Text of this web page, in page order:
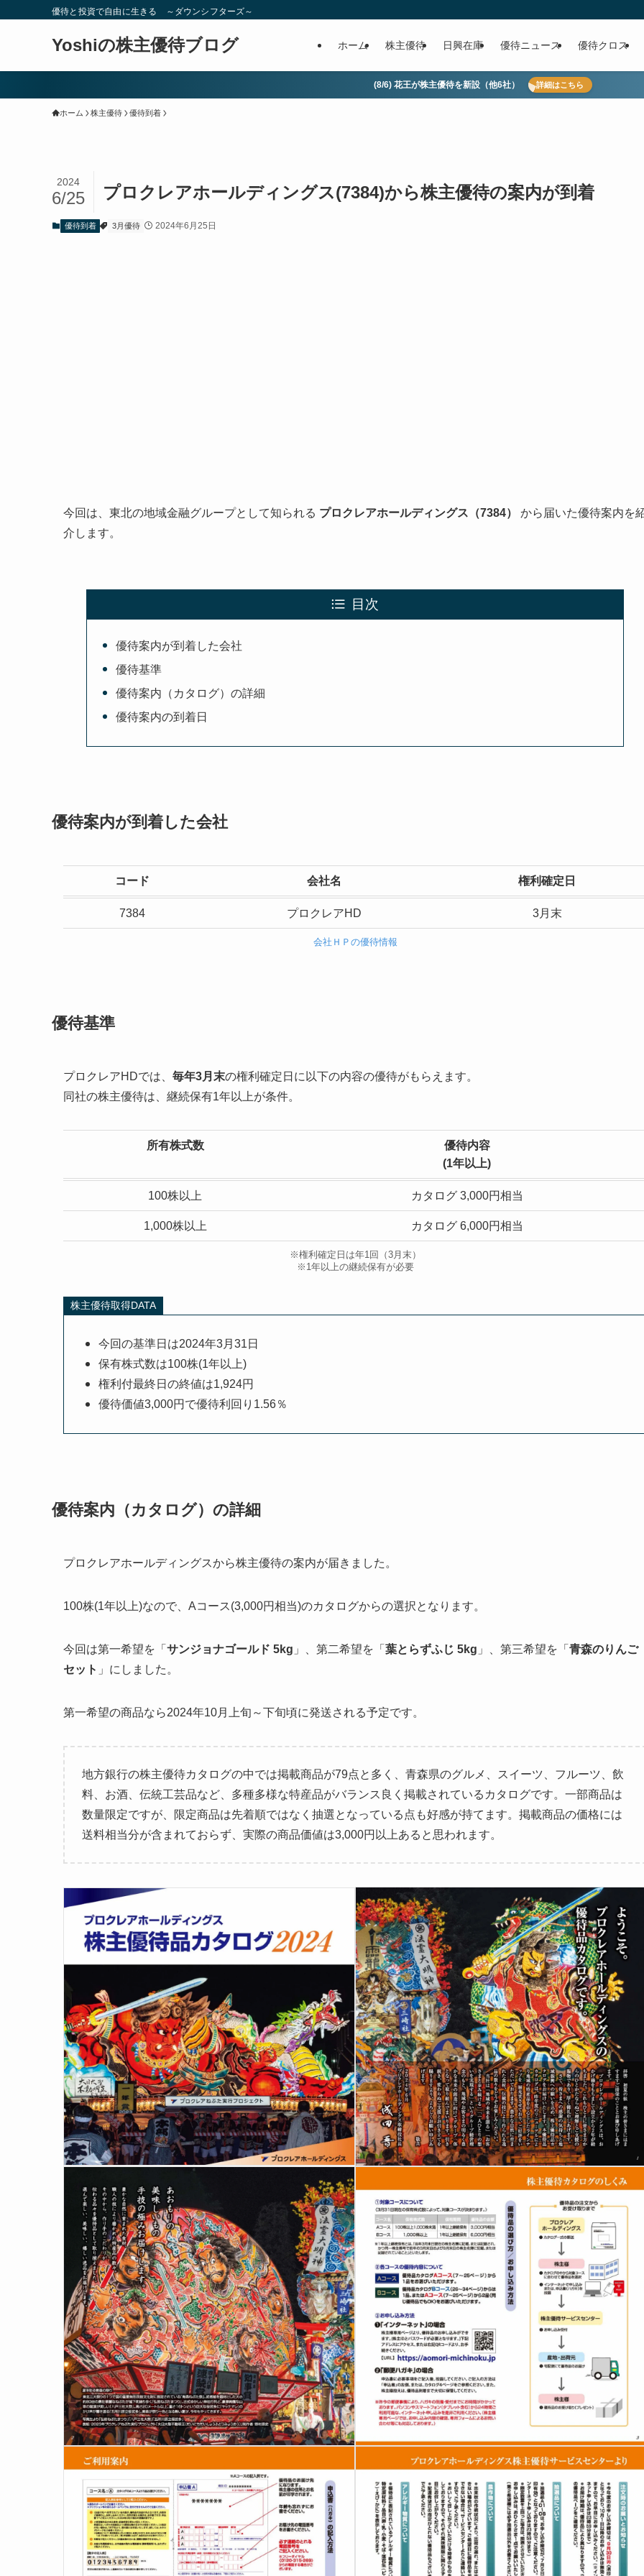
優待と投資で自由に生きる ～ダウンシフターズ～
Yoshiの株主優待ブログ ホーム 株主優待 日興在庫 優待ニュース 優待クロス
(8/6) 花王が株主優待を新設（他6社） 詳細はこちら
ホーム 株主優待 優待到着
プロクレアホールディングス(7384)から株主優待の案内が到着
2024
6/25
優待到着 3月優待 2024年6月25日
今回は、東北の地域金融グループとして知られる プロクレアホールディングス（7384）
から届いた優待案内を
介します。
目次
優待案内が到着した会社
優待基準
優待案内（カタログ）の詳細
優待案内の到着日
優待案内が到着した会社
コード 会社名 権利確定日
7384 プロクレアHD 3月末
会社ＨＰの優待情報
優待基準
プロクレアHDでは、 毎年3月末の権利確定日に以下の内容の優待がもらえます。
同社の株主優待は、継続保有1年以上が条件。
所有株式数
優待内容
(1年以上)
100株以上 カタログ 3,000円相当
1,000株以上 カタログ 6,000円相当
※権利確定日は年1回（3月末）
※1年以上の継続保有が必要
株主優待取得DATA
今回の基準日は2024年3月31日
保有株式数は100株(1年以上)
権利付最終日の終値は1,924円
優待価値3,000円で優待利回り1.56％
優待案内（カタログ）の詳細
プロクレアホールディングスから株主優待の案内が届きました。
100株(1年以上)なので、Aコース(3,000円相当)のカタログからの選択となります。
今回は第一希望を「 サンジョナゴールド 5kg 」、第二希望を「 葉とらずふじ 5kg 」、第三希望を「 青森のりんご
セット 」にしました。
第一希望の商品なら2024年10月上旬～下旬頃に発送される予定です。
地方銀行の株主優待カタログの中では掲載商品が79点と多く、青森県のグルメ、スイーツ、フルーツ、飲
料、お酒、伝統工芸品など、多種多様な特産品がバランス良く掲載されているカタログです。一部商品は
数量限定ですが、限定商品は先着順ではなく抽選となっている点も好感が持てます。掲載商品の価格には
送料相当分が含まれておらず、実際の商品価値は3,000円以上あると思われます。